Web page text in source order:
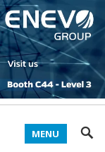
MENU